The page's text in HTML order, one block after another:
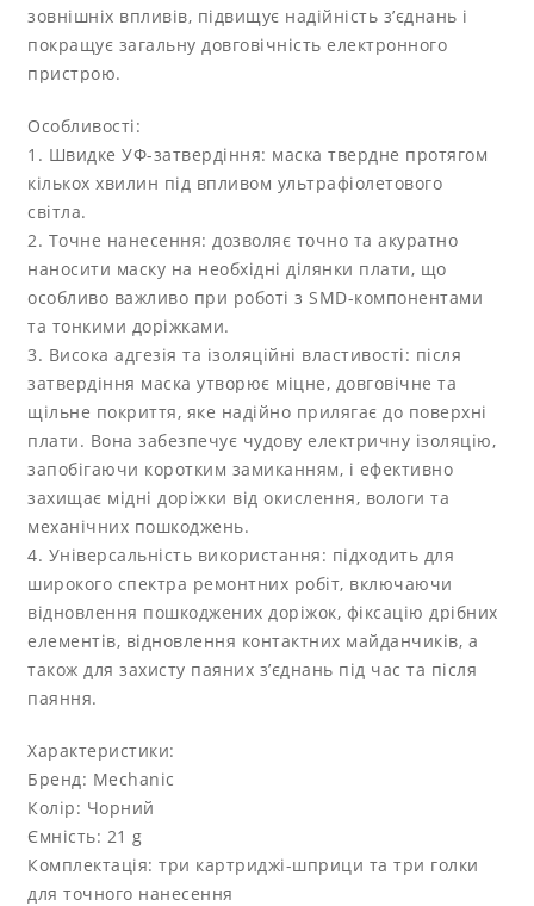
зовнішніх впливів, підвищує надійність з’єднань і
покращує загальну довговічність електронного
пристрою.
Особливості:
1. Швидке УФ-затвердіння: маска твердне протягом
кількох хвилин під впливом ультрафіолетового
світла.
2. Точне нанесення: дозволяє точно та акуратно
наносити маску на необхідні ділянки плати, що
особливо важливо при роботі з SMD-компонентами
та тонкими доріжками.
3. Висока адгезія та ізоляційні властивості: після
затвердіння маска утворює міцне, довговічне та
щільне покриття, яке надійно прилягає до поверхні
плати. Вона забезпечує чудову електричну ізоляцію,
запобігаючи коротким замиканням, і ефективно
захищає мідні доріжки від окислення, вологи та
механічних пошкоджень.
4. Універсальність використання: підходить для
широкого спектра ремонтних робіт, включаючи
відновлення пошкоджених доріжок, фіксацію дрібних
елементів, відновлення контактних майданчиків, а
також для захисту паяних з’єднань під час та після
паяння.
Характеристики:
Бренд: Mechanic
Колір: Чорний
Ємність: 21 g
Комплектація: три картриджі-шприци та три голки
для точного нанесення